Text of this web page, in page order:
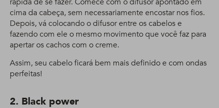
cima da cabeça, sem necessariamente encostar nos fios.
Depois, vá colocando o difusor entre os cabelos e
fazendo com ele o mesmo movimento que você faz para
apertar os cachos com o creme.
Assim, seu cabelo ficará bem mais definido e com ondas
perfeitas!
2. Black power